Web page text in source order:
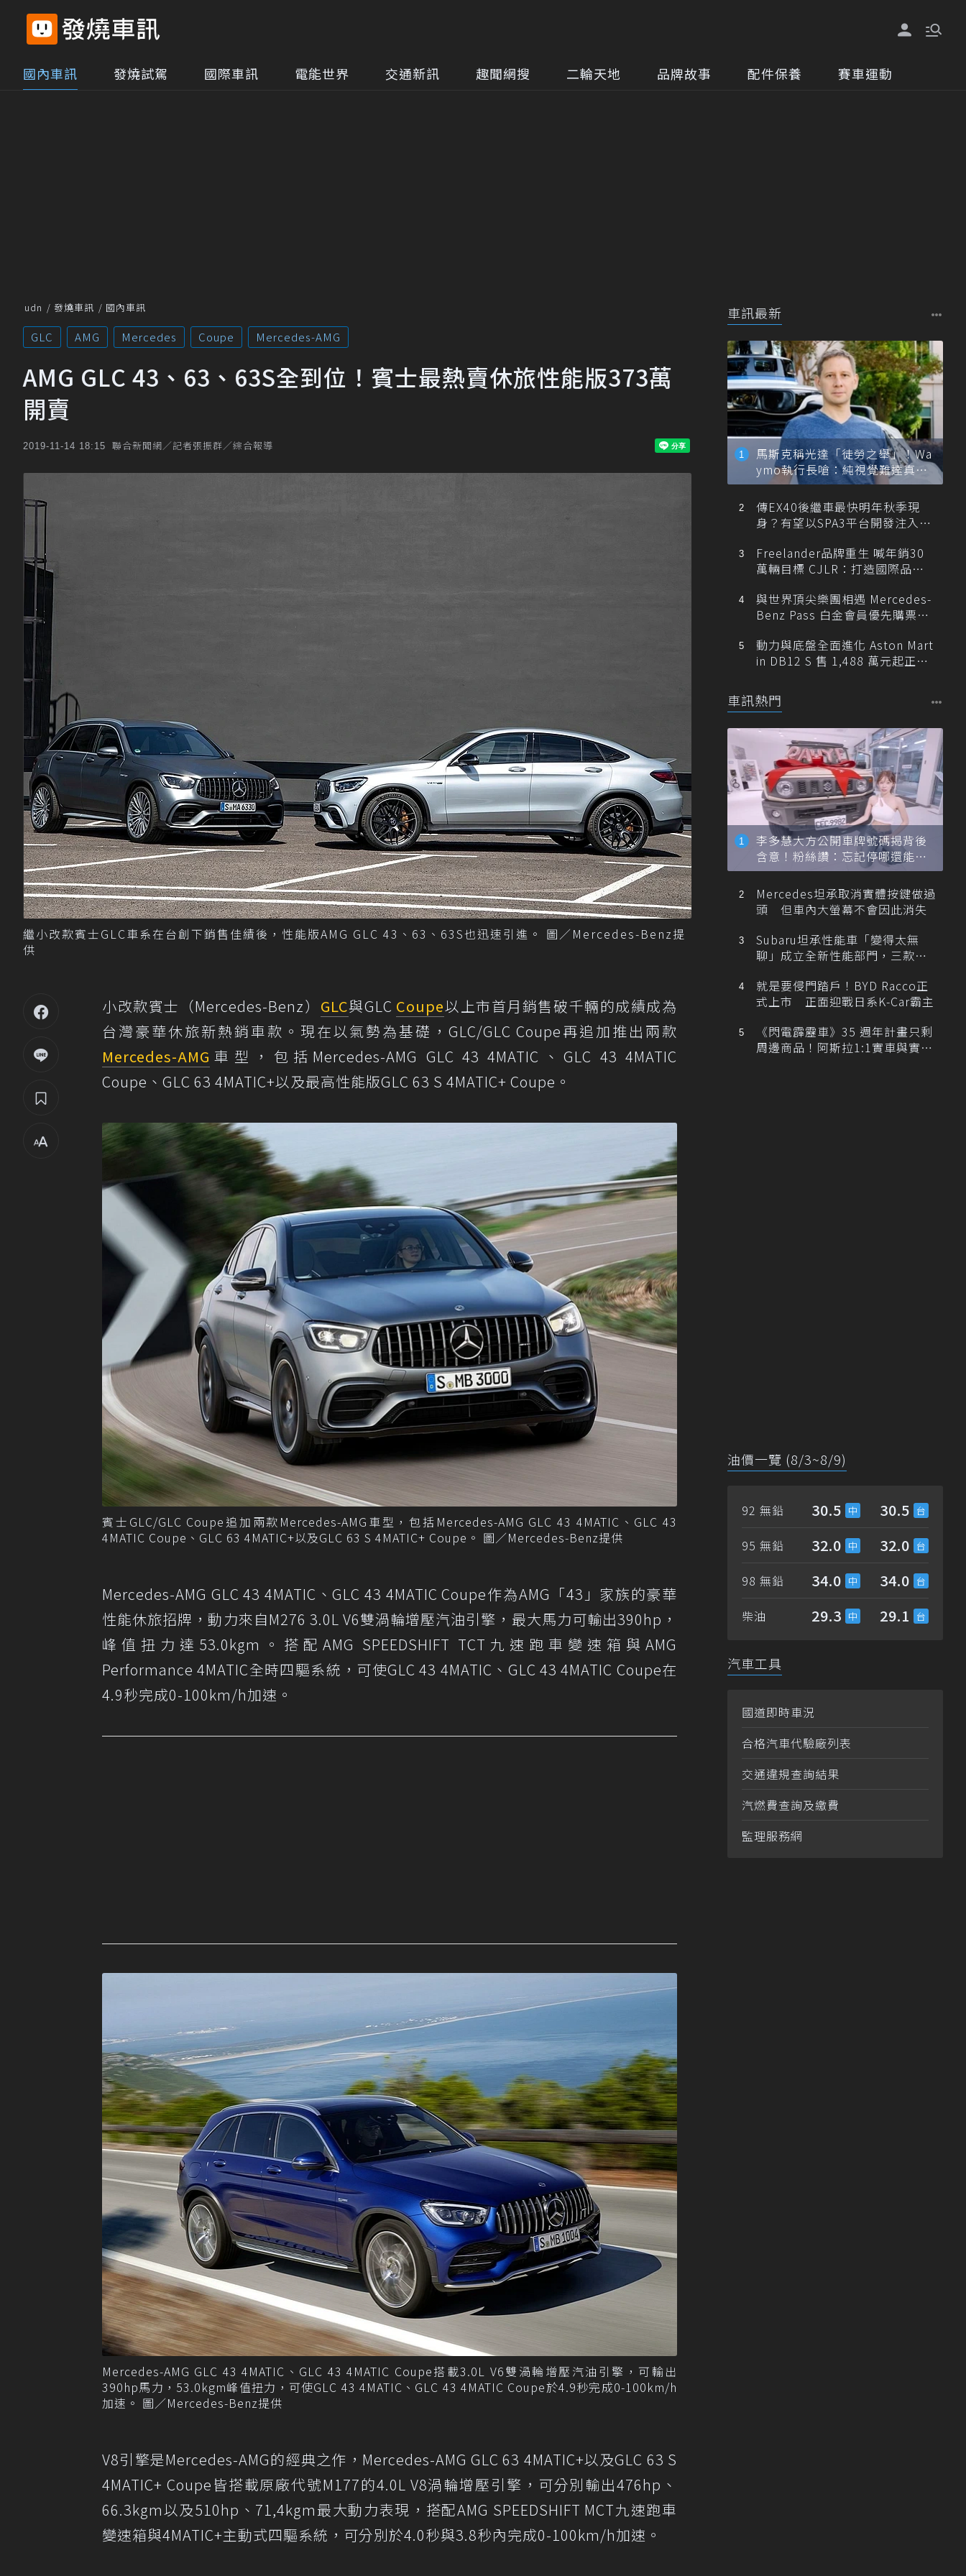
國內車訊 發燒試駕 國際車訊 電能世界 交通新訊 趣聞網搜 二輪天地 品牌故事 配件保養 賽車運動
udn 發燒車訊 國內車訊
GLC AMG Mercedes Coupe Mercedes-AMG
AMG GLC 43、63、63S全到位！賓士最熱賣休旅性能版373萬
開賣
2019-11-14 18:15 聯合新聞網／記者張振群／綜合報導
繼小改款賓士GLC車系在台創下銷售佳績後，性能版AMG GLC 43、63、63S也迅速引進。 圖／Mercedes-Benz提
供
小改款賓士（Mercedes-Benz） GLC與GLC Coupe以上市首月銷售破千輛的成績成為
台灣豪華休旅新熱銷車款。現在以氣勢為基礎，GLC/GLC Coupe再追加推出兩款
Mercedes-AMG 車型，包括Mercedes-AMG GLC 43 4MATIC、GLC 43 4MATIC
Coupe、GLC 63 4MATIC+以及最高性能版GLC 63 S 4MATIC+ Coupe。
賓士GLC/GLC Coupe追加兩款Mercedes-AMG車型，包括Mercedes-AMG GLC 43 4MATIC、GLC 43
4MATIC Coupe、GLC 63 4MATIC+以及GLC 63 S 4MATIC+ Coupe。 圖／Mercedes-Benz提供
Mercedes-AMG GLC 43 4MATIC、GLC 43 4MATIC Coupe作為AMG「43」家族的豪華
性能休旅招牌，動力來自M276 3.0L V6雙渦輪增壓汽油引擎，最大馬力可輸出390hp，
峰值扭力達53.0kgm。搭配AMG SPEEDSHIFT TCT九速跑車變速箱與AMG
Performance 4MATIC全時四驅系統，可使GLC 43 4MATIC、GLC 43 4MATIC Coupe在
4.9秒完成0-100km/h加速。
Mercedes-AMG GLC 43 4MATIC、GLC 43 4MATIC Coupe搭載3.0L V6雙渦輪增壓汽油引擎，可輸出
390hp馬力，53.0kgm峰值扭力，可使GLC 43 4MATIC、GLC 43 4MATIC Coupe於4.9秒完成0-100km/h
加速。 圖／Mercedes-Benz提供
V8引擎是Mercedes-AMG的經典之作，Mercedes-AMG GLC 63 4MATIC+以及GLC 63 S
4MATIC+ Coupe皆搭載原廠代號M177的4.0L V8渦輪增壓引擎，可分別輸出476hp、
66.3kgm以及510hp、71,4kgm最大動力表現，搭配AMG SPEEDSHIFT MCT九速跑車
變速箱與4MATIC+主動式四驅系統，可分別於4.0秒與3.8秒內完成0-100km/h加速。
車訊最新
馬斯克稱光達「徒勞之舉」！Wa
ymo執行長嗆：純視覺難達真正
自動駕駛
傳EX40後繼車最快明年秋季現
身？有望以SPA3平台開發注入80
Freelander品牌重生 喊年銷30
萬輛目標 CJLR：打造國際品牌
與世界頂尖樂團相遇 Mercedes-
Benz Pass 白金會員優先購票維
動力與底盤全面進化 Aston Mart
in DB12 S 售 1,488 萬元起正式
車訊熱門
李多慧大方公開車牌號碼揭背後
含意！粉絲讚：忘記停哪還能幫
忙找車
Mercedes坦承取消實體按鍵做過
頭 但車內大螢幕不會因此消失
Subaru坦承性能車「變得太無
聊」成立全新性能部門，三款手
就是要侵門踏戶！BYD Racco正
式上市 正面迎戰日系K-Car霸主
《閃電霹靂車》35 週年計畫只剩
周邊商品！阿斯拉1:1實車與實體
油價一覽 (8/3~8/9)
92 無鉛 30.5 30.5
95 無鉛 32.0 32.0
98 無鉛 34.0 34.0
柴油 29.3 29.1
汽車工具
國道即時車況
合格汽車代驗廠列表
交通違規查詢結果
汽燃費查詢及繳費
監理服務網